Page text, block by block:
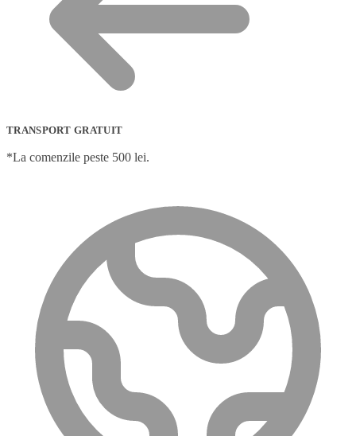
TRANSPORT GRATUIT
*La comenzile peste 500 lei.